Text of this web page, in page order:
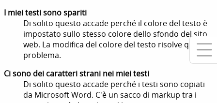
I miei testi sono spariti
Di solito questo accade perché il colore del testo è
impostato sullo stesso colore dello sfondo del sito
web. La modifica del colore del testo risolve questo
problema.
Ci sono dei caratteri strani nei miei testi
Di solito questo accade perché i testi sono copiati
da Microsoft Word. C'è un sacco di markup tra i